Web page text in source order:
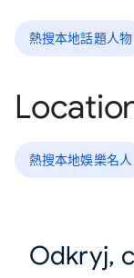
熱搜本地話題人物
熱搜本地娛樂名人
Odkryj,